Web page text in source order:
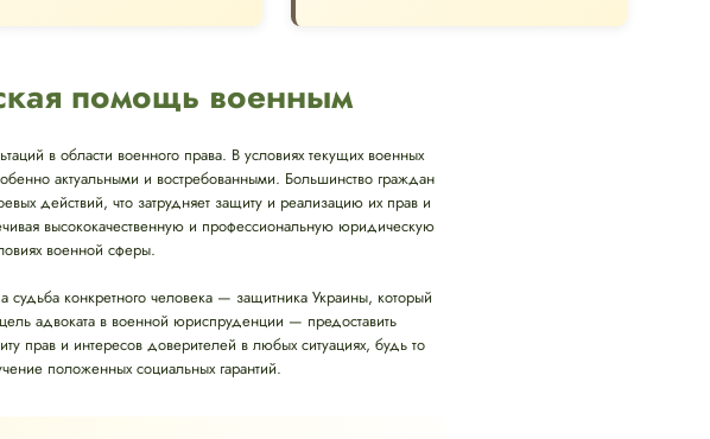
помощь военным
в области военного права. В условиях текущих военных
актуальными и востребованными. Большинство граждан
действий, что затрудняет защиту и реализацию их прав и
высококачественную и профессиональную юридическую
военной сферы.
конкретного человека — защитника Украины, который
адвоката в военной юриспруденции — предоставить
и интересов доверителей в любых ситуациях, будь то
положенных социальных гарантий.